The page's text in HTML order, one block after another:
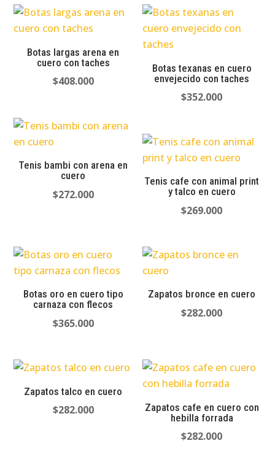
Botas largas arena en
cuero con taches
$408.000
Botas texanas en cuero
envejecido con taches
$352.000
Tenis bambi con arena en
cuero
$272.000
Tenis cafe con animal print
y talco en cuero
$269.000
Botas oro en cuero tipo
carnaza con flecos
$365.000
Zapatos bronce en cuero
$282.000
Zapatos talco en cuero
$282.000
Zapatos cafe en cuero con
hebilla forrada
$282.000